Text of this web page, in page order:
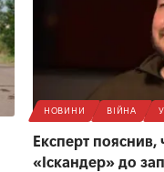
НОВИНИ ВІЙНА
Експерт
«Іскандер» до